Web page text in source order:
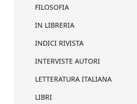
FILOSOFIA
IN LIBRERIA
INDICI RIVISTA
INTERVISTE AUTORI
LETTERATURA ITALIANA
LIBRI